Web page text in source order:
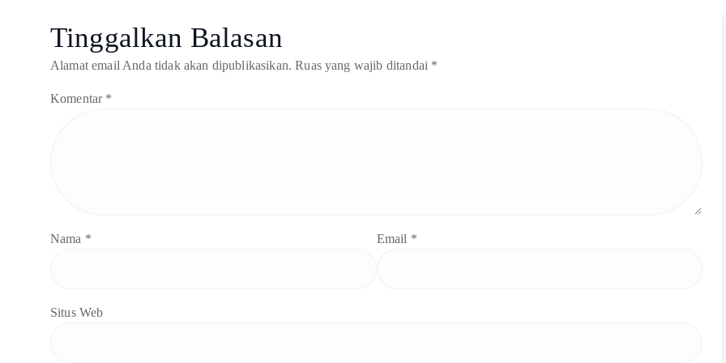
Tinggalkan Balasan
Alamat email Anda tidak akan dipublikasikan. Ruas yang wajib ditandai *
Komentar *
Nama * Email *
Situs Web